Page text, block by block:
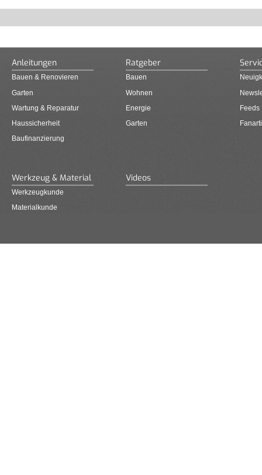
Anleitungen
Bauen & Renovieren
Garten
Wartung & Reparatur
Haussicherheit
Baufinanzierung
Ratgeber
Bauen
Wohnen
Energie
Garten
Feeds
Werkzeug & Material
Werkzeugkunde
Materialkunde
Videos